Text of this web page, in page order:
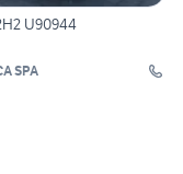
U90944
SPA